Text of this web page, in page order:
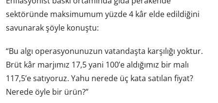
sektöründe maksimumum yüzde 4 kâr elde edildiğini
savunarak şöyle konuştu:
“Bu algı operasyonunuzun vatandaşta karşılığı yoktur.
Brüt kâr marjımız 17,5 yani 100’e aldığımız bir malı
117,5’e satıyoruz. Yahu nerede üç kata satılan fiyat?
Nerede öyle bir ürün?”